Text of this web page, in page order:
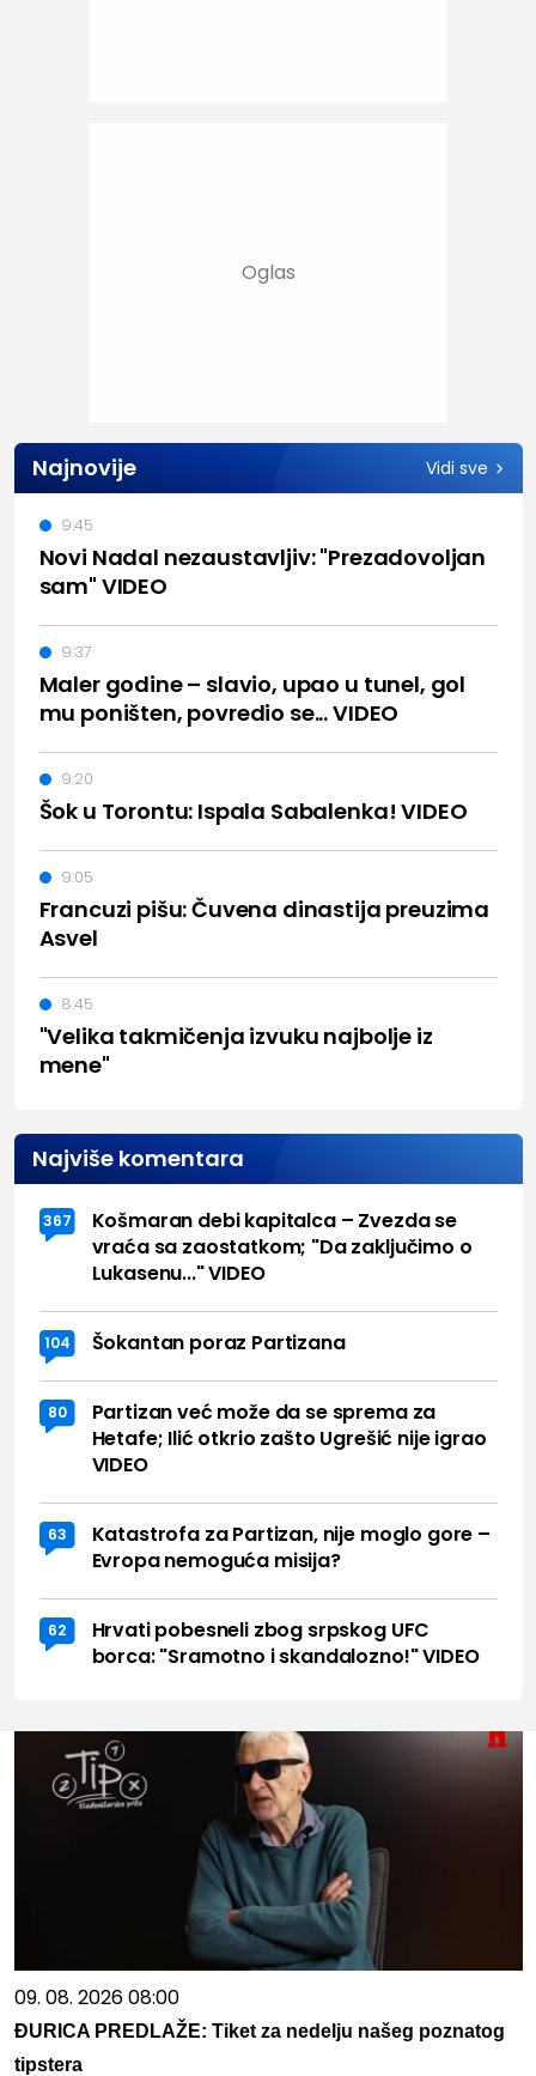
Najnovije Vidi sve
Novi Nadal nezaustavljiv: "Prezadovoljan
sam" VIDEO
9:45
Maler godine – slavio, upao u tunel, gol
mu poništen, povredio se... VIDEO
9:37
Šok u Torontu: Ispala Sabalenka! VIDEO
9:20
Francuzi pišu: Čuvena dinastija preuzima
Asvel
9:05
"Velika takmičenja izvuku najbolje iz
mene"
8:45
Najviše komentara
367
Košmaran debi kapitalca – Zvezda se
vraća sa zaostatkom; "Da zaključimo o
Lukasenu..." VIDEO
104 Šokantan poraz Partizana
80
Partizan već može da se sprema za
Hetafe; Ilić otkrio zašto Ugrešić nije igrao
VIDEO
63
Katastrofa za Partizan, nije moglo gore –
Evropa nemoguća misija?
62
Hrvati pobesneli zbog srpskog UFC
borca: "Sramotno i skandalozno!" VIDEO
09. 08. 2026 08:00
ĐURICA PREDLAŽE: Tiket za nedelju našeg poznatog
tipstera